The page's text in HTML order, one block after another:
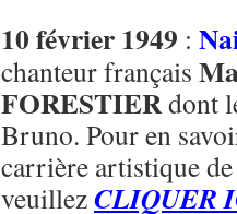
10 février 1949 :
chanteur français
FORESTIERdont
Bruno. Pour en
carrière artistique
veuillezCLIQUER